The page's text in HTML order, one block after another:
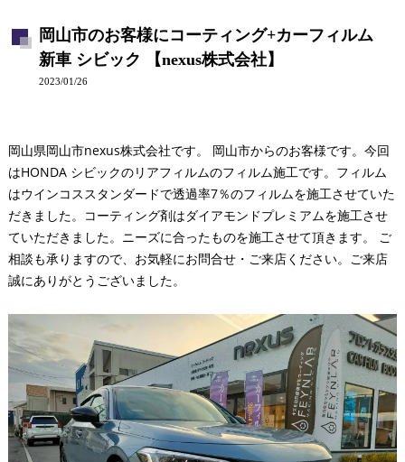
岡山市のお客様にコーティング+カーフィルム
新車 シビック 【nexus株式会社】
2023/01/26
岡山県岡山市nexus株式会社です。 岡山市からのお客様です。今回
はHONDA シビックのリアフィルムのフィルム施工です。フィルム
はウインコススタンダードで透過率7％のフィルムを施工させていた
だきました。コーティング剤はダイアモンドプレミアムを施工させ
ていただきました。ニーズに合ったものを施工させて頂きます。 ご
相談も承りますので、お気軽にお問合せ・ご来店ください。ご来店
誠にありがとうございました。